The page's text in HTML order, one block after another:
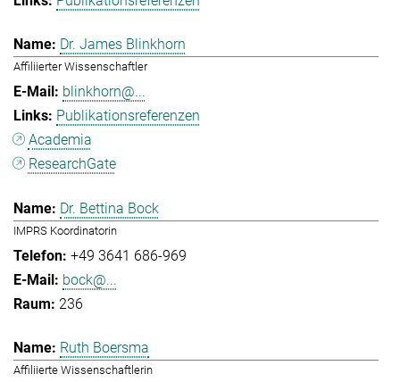
Dr. James Blinkhorn
Affiliierter Wissenschaftler
blinkhorn@...
Publikationsreferenzen
Academia
ResearchGate
Dr. Bettina Bock
IMPRS Koordinatorin
+49 3641 686-969
bock@...
236
Ruth Boersma
Affiliierte Wissenschaftlerin